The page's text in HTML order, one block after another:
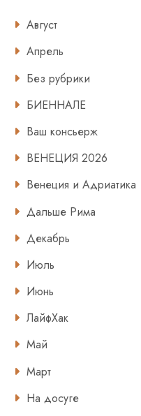
Август
Апрель
Без рубрики
БИЕННАЛЕ
Ваш консьерж
ВЕНЕЦИЯ 2026
Венеция и Адриатика
Дальше Рима
Декабрь
Июль
Июнь
ЛайфХак
Май
Март
На досуге